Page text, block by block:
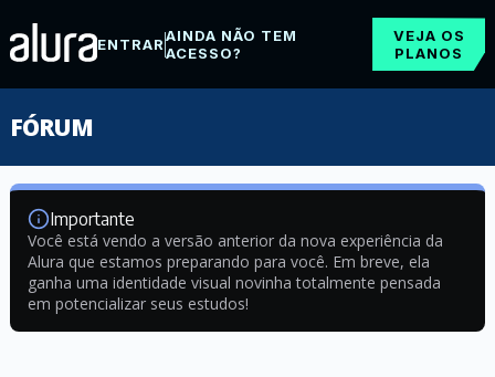
ENTRARAINDA NÃO TEM
ACESSO?
VEJA OS
PLANOS
FÓRUM
Importante
Você está vendo a versão anterior da nova experiência da
Alura que estamos preparando para você. Em breve, ela
ganha uma identidade visual novinha totalmente pensada
em potencializar seus estudos!